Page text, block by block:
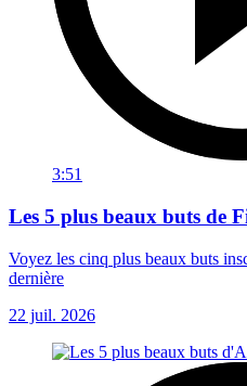
3:51
Les 5 plus beaux buts de
Voyez les cinq plus beaux buts
dernière
22 juil. 2026